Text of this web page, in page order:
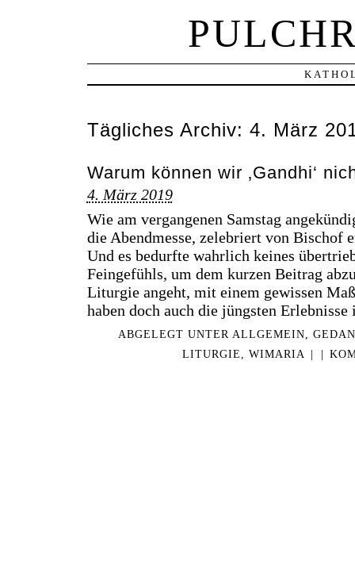
Tägliches Archiv: 4. März
Warum können wir ‚Gandhi‘
4. März 2019
Wie am vergangenen Samstag
die Abendmesse, zelebriert von Bischof
Und es bedurfte wahrlich keines
Feingefühls, um dem kurzen Beitrag
Liturgie angeht, mit einem gewissen
haben doch auch die jüngsten
ABGELEGT UNTER ALLGEMEIN
LITURGIE
WIMARIA | |